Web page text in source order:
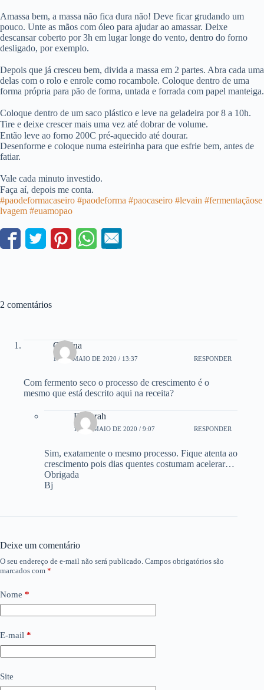
Amassa bem, a massa não fica dura não! Deve ficar grudando um
pouco. Unte as mãos com óleo para ajudar ao amassar. Deixe
descansar coberto por 3h em lugar longe do vento, dentro do forno
desligado, por exemplo.
Depois que já cresceu bem, divida a massa em 2 partes. Abra cada uma
delas com o rolo e enrole como rocambole. Coloque dentro de uma
forma própria para pão de forma, untada e forrada com papel manteiga.
Coloque dentro de um saco plástico e leve na geladeira por 8 a 10h.
Tire e deixe crescer mais uma vez até dobrar de volume.⠀
Então leve ao forno 200C pré-aquecido até dourar. ⠀⠀⠀⠀⠀⠀⠀⠀⠀⠀
Desenforme e coloque numa esteirinha para que esfrie bem, antes de
fatiar.
Vale cada minuto investido.
Faça aí, depois me conta. ⠀⠀⠀⠀⠀⠀⠀⠀⠀⠀
#paodeformacaseiro #paodeforma #paocaseiro #levain #fermentaçãose
lvagem #euamopao
2 comentários
Cristina
15 DE MAIO DE 2020 / 13:37 RESPONDER
Com fermento seco o processo de crescimento é o
mesmo que está descrito aqui na receita?
Deborah
18 DE MAIO DE 2020 / 9:07 RESPONDER
Sim, exatamente o mesmo processo. Fique atenta ao
crescimento pois dias quentes costumam acelerar…
Obrigada
Bj
Deixe um comentário
O seu endereço de e-mail não será publicado. Campos obrigatórios são
marcados com *
Nome *
E-mail *
Site